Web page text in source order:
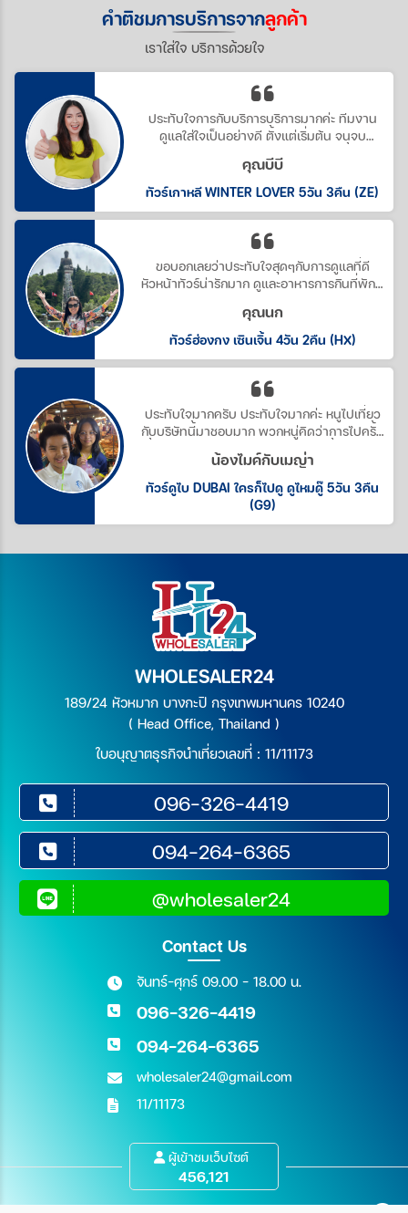
คำติชมการบริการจากลูกค้า
เราใส่ใจ บริการด้วยใจ
ประทับใจการกับบริการบริการมากค่ะ ทีมงาน
ดูแลใส่ใจเป็นอย่างดี ตั้งแต่เริ่มต้น จนจบ
โปรแกรมถึงวันกลับเลยทีเดียว ดีอย่างงี้ต้อง
บอกต่อนะค่ะ
คุณบีบี
ทัวร์เกาหลี WINTER LOVER 5วัน 3คืน (ZE)
ขอบอกเลยว่าประทับใจสุดๆกับการดูแลที่ดี
หัวหน้าทัวร์น่ารักมาก ดูและอาหารการกินที่พักดี
นี้อีกค่ะ
คุณนก
ทัวร์ฮ่องกง เซินเจิ้น 4วัน 2คืน (HX)
ประทับใจมากครับ ประทับใจมากค่ะ หนูไปเที่ยว
กับบริษัทนี้มาชอบมาก พวกหนู่คิดว่าการไปครั้ง
นี้อาหารการกินต้องกินไม่ได้ แต่ทัวร์นี้ทำให้เรา
คิดผิดไปเลย อาหารการกินดีมากตั้งแต่ต้นจน
ขบเลย ขอบคุณมากนะครับ นะค่ะ
น้องไมค์กับเมญ่า
ทัวร์ดูไบ DUBAI ใครก็ไปดู ดูไหมดู๊ 5วัน 3คืน
(G9)
WHOLESALER24
189/24 หัวหมาก บางกะปิ กรุงเทพมหานคร 10240
( Head Office, Thailand )
ใบอนุญาตธุรกิจนำเที่ยวเลขที่ : 11/11173
096-326-4419
094-264-6365
@wholesaler24
Contact Us
จันทร์-ศุกร์ 09.00 - 18.00 น.
096-326-4419
094-264-6365
wholesaler24@gmail.com
11/11173
ผู้เข้าชมเว็บไซต์
456,121